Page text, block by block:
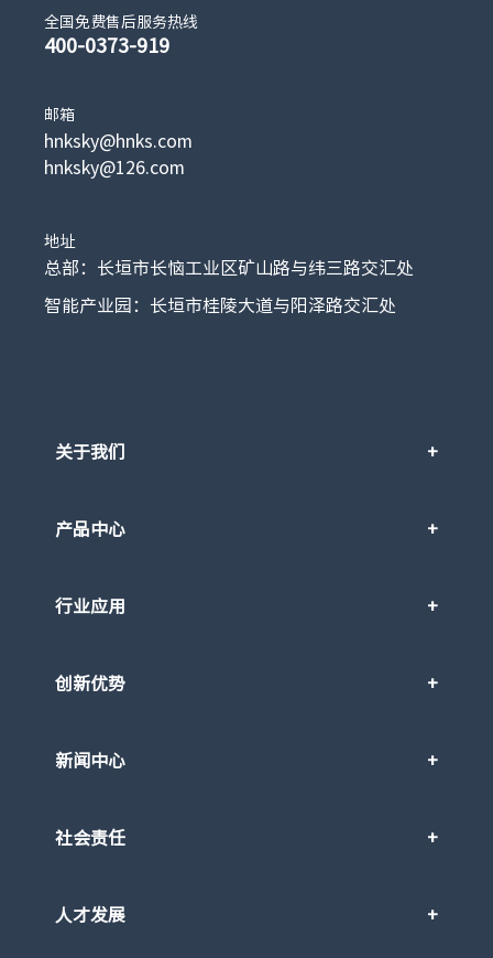
全国免费售后服务热线
400-0373-919
邮箱
hnksky@hnks.com
hnksky@126.com
地址
总部：长垣市长恼工业区矿山路与纬三路交汇处
智能产业园：长垣市桂陵大道与阳泽路交汇处
关于我们
产品中心
行业应用
创新优势
新闻中心
社会责任
人才发展